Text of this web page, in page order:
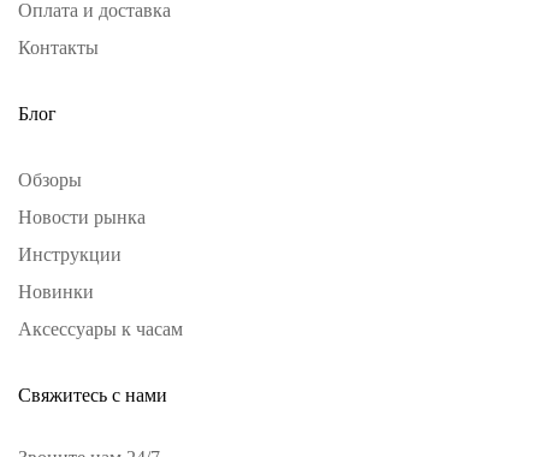
Оплата и доставка
Контакты
Блог
Обзоры
Новости рынка
Инструкции
Новинки
Аксессуары к часам
Свяжитесь с нами